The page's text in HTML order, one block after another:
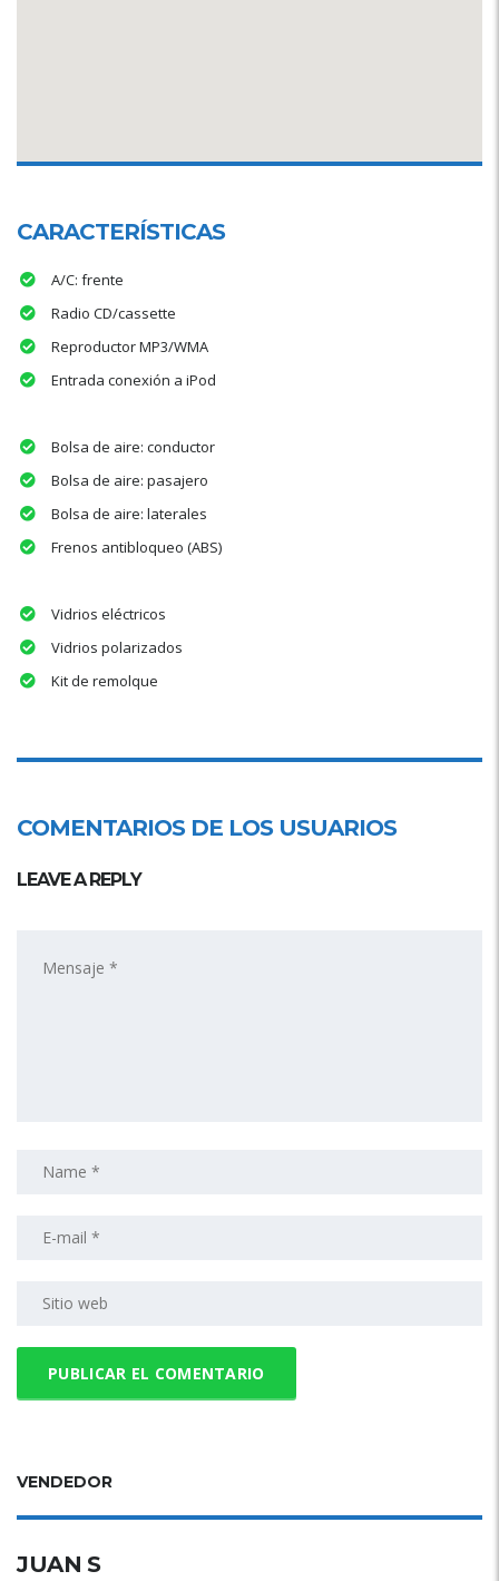
CARACTERÍSTICAS
A/C: frente
Radio CD/cassette
Reproductor MP3/WMA
Entrada conexión a iPod
Bolsa de aire: conductor
Bolsa de aire: pasajero
Bolsa de aire: laterales
Frenos antibloqueo (ABS)
Vidrios eléctricos
Vidrios polarizados
Kit de remolque
COMENTARIOS DE LOS USUARIOS
LEAVE A REPLY
VENDEDOR
JUAN S